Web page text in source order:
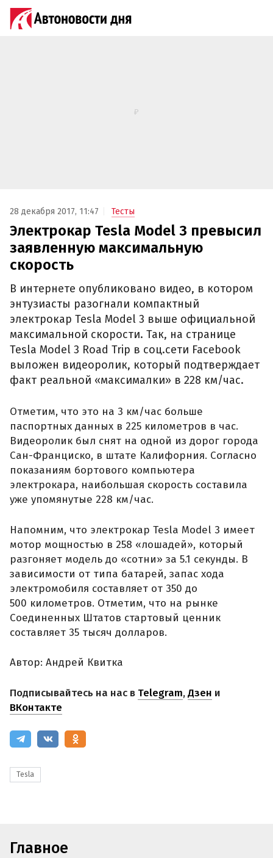
28 декабря 2017, 11:47 Тесты
Электрокар Tesla Model 3 превысил
заявленную максимальную
скорость
В интернете опубликовано видео, в котором
энтузиасты разогнали компактный
электрокар Tesla Model 3 выше официальной
максимальной скорости. Так, на странице
Tesla Model 3 Road Trip в соц.сети Facebook
выложен видеоролик, который подтверждает
факт реальной «максималки» в 228 км/час.
Отметим, что это на 3 км/час больше
паспортных данных в 225 километров в час.
Видеоролик был снят на одной из дорог города
Сан-Франциско, в штате Калифорния. Согласно
показаниям бортового компьютера
электрокара, наибольшая скорость составила
уже упомянутые 228 км/час.
Напомним, что электрокар Tesla Model 3 имеет
мотор мощностью в 258 «лошадей», который
разгоняет модель до «сотни» за 5.1 секунды. В
зависимости от типа батарей, запас хода
электромобиля составляет от 350 до
500 километров. Отметим, что на рынке
Соединенных Штатов стартовый ценник
составляет 35 тысяч долларов.
Автор: Андрей Квитка
Подписывайтесь на нас в Telegram,Дзен и
ВКонтакте
Tesla
Главное